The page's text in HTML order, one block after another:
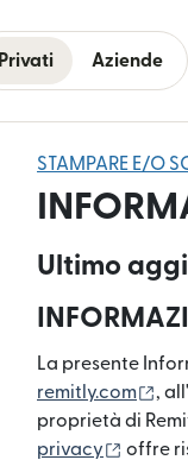
Privati Aziende
STAMPARE E/O
Ultimo
La presente
remitly.com
(si
,
proprietà di
privacy
(si
offre